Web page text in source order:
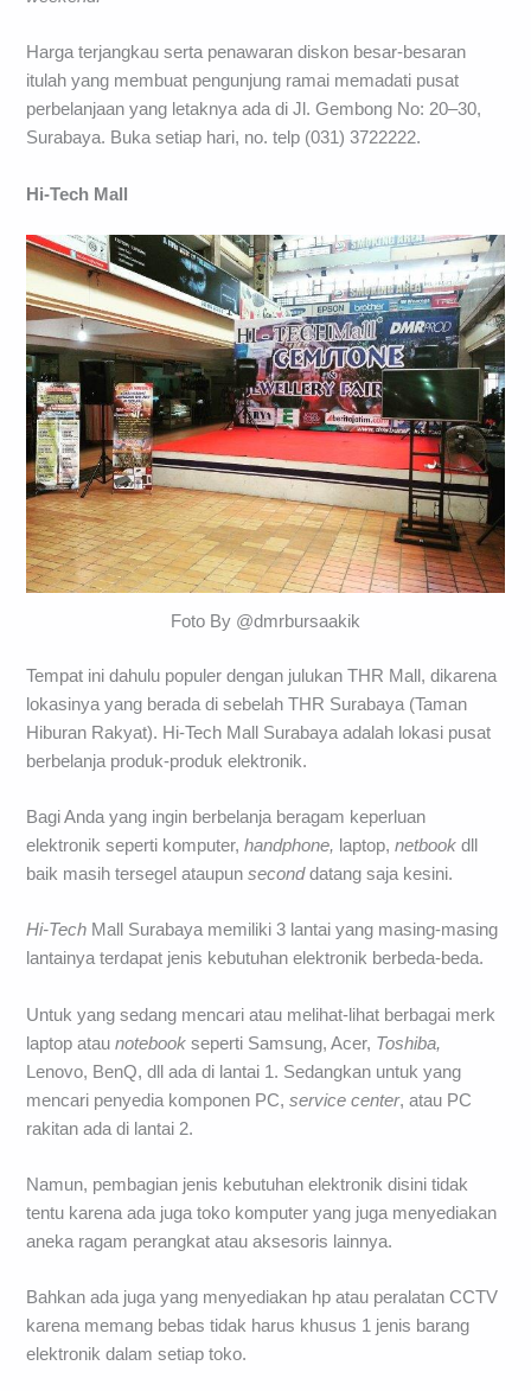
Harga terjangkau serta penawaran diskon besar-besaran
itulah yang membuat pengunjung ramai memadati pusat
perbelanjaan yang letaknya ada di Jl. Gembong No: 20–30,
Surabaya. Buka setiap hari, no. telp (031) 3722222.
Hi-Tech Mall
Foto By @dmrbursaakik
Tempat ini dahulu populer dengan julukan THR Mall, dikarena
lokasinya yang berada di sebelah THR Surabaya (Taman
Hiburan Rakyat). Hi-Tech Mall Surabaya adalah lokasi pusat
berbelanja produk-produk elektronik.
Bagi Anda yang ingin berbelanja beragam keperluan
elektronik seperti komputer,handphone, laptop,netbook dll
baik masih tersegel ataupunseconddatang saja kesini.
Hi-Tech Mall Surabaya memiliki 3 lantai yang masing-masing
lantainya terdapat jenis kebutuhan elektronik berbeda-beda.
Untuk yang sedang mencari atau melihat-lihat berbagai merk
laptop ataunotebook seperti Samsung, Acer, Toshiba,
Lenovo, BenQ, dll ada di lantai 1. Sedangkan untuk yang
mencari penyedia komponen PC, service center, atau PC
rakitan ada di lantai 2.
Namun, pembagian jenis kebutuhan elektronik disini tidak
tentu karena ada juga toko komputer yang juga menyediakan
aneka ragam perangkat atau aksesoris lainnya.
Bahkan ada juga yang menyediakan hp atau peralatan CCTV
karena memang bebas tidak harus khusus 1 jenis barang
elektronik dalam setiap toko.